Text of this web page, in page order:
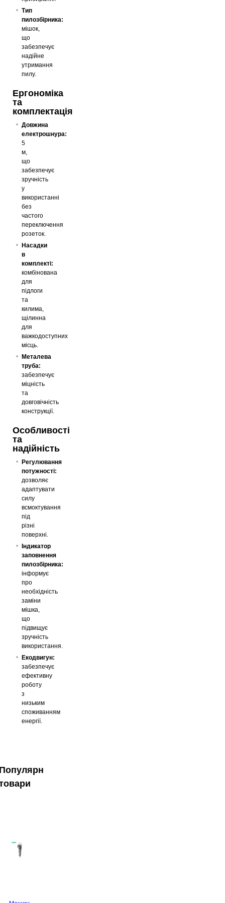
Тип
пилозбірника:
мішок,
що
забезпечує
надійне
утримання
пилу.
Ергономіка
та
комплектація
Довжина
електрошнура:
5
м,
що
забезпечує
зручність
у
використанні
без
частого
переключення
розеток.
Насадки
в
комплекті:
комбінована
для
підлоги
та
килима,
щілинна
для
важкодоступних
місць.
Металева
труба:
забезпечує
міцність
та
довговічність
конструкції.
Особливості
та
надійність
Регулювання
потужності:
дозволяє
адаптувати
силу
всмоктування
під
різні
поверхні.
Індикатор
заповнення
пилозбірника:
інформує
про
необхідність
заміни
мішка,
що
підвищує
зручність
використання.
Екодвигун:
забезпечує
ефективну
роботу
з
низьким
споживанням
енергії.